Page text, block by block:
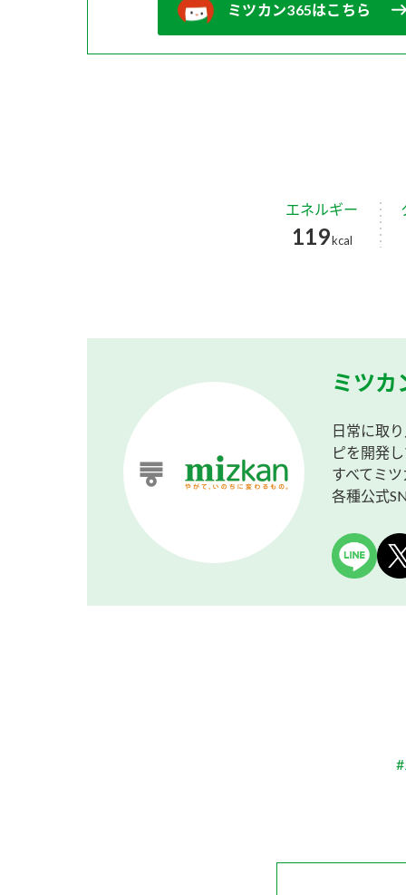
ミツカン365はこちら
エネルギー
119kcal
ミツカ
日常に取
ピを開発
すべてミ
各種公式